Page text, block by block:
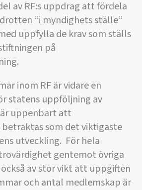
av RF:s uppdrag att fördela
”i myndighets ställe”
uppfylla de krav som ställs
på
inom RF är vidare en
statens uppföljning av
uppenbart att
som det viktigaste
utveckling. För hela
gentemot övriga
av stor vikt att uppgiften
och antal medlemskap är